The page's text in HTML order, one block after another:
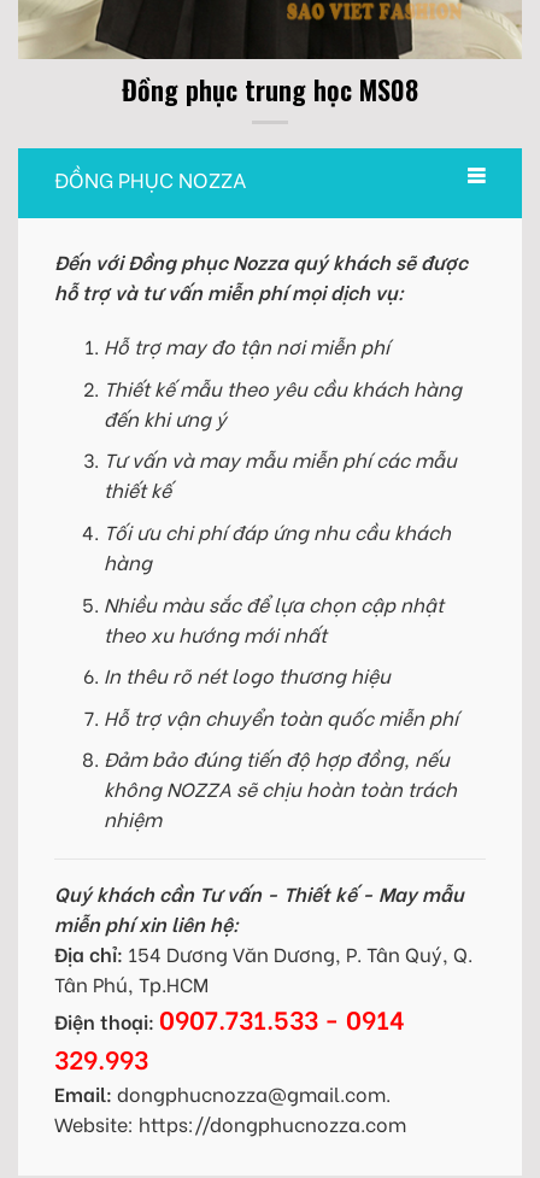
Đồng phục trung học MS08
ĐỒNG PHỤC NOZZA
Đến với Đồng phục Nozza quý khách sẽ được
hỗ trợ và tư vấn miễn phí mọi dịch vụ:
Hỗ trợ may đo tận nơi miễn phí
Thiết kế mẫu theo yêu cầu khách hàng
đến khi ưng ý
Tư vấn và may mẫu miễn phí các mẫu
thiết kế
Tối ưu chi phí đáp ứng nhu cầu khách
hàng
Nhiều màu sắc để lựa chọn cập nhật
theo xu hướng mới nhất
In thêu rõ nét logo thương hiệu
Hỗ trợ vận chuyển toàn quốc miễn phí
Đảm bảo đúng tiến độ hợp đồng, nếu
không NOZZA sẽ chịu hoàn toàn trách
nhiệm
Quý khách cần Tư vấn - Thiết kế - May mẫu
miễn phí xin liên hệ:
Địa chỉ: 154 Dương Văn Dương, P. Tân Quý, Q.
Tân Phú, Tp.HCM
Điện thoại: 0907.731.533 - 0914
329.993
Email: dongphucnozza@gmail.com.
Website: https://dongphucnozza.com